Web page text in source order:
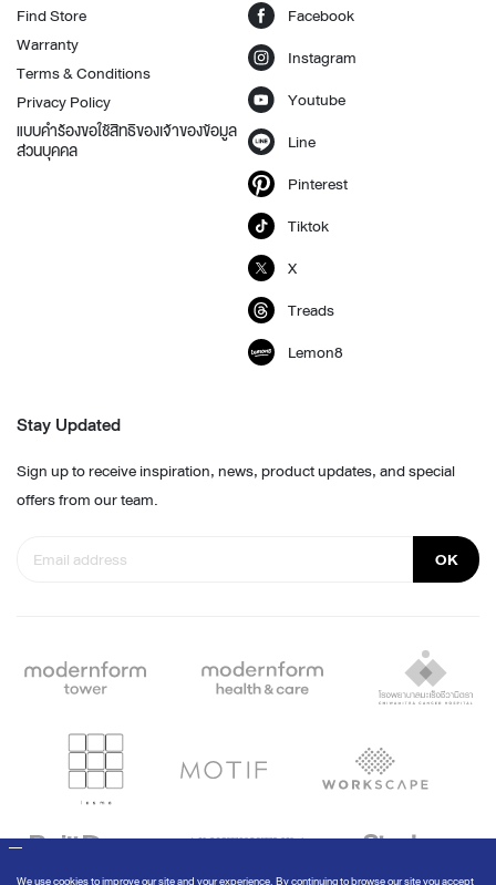
Find Store
Warranty
Terms & Conditions
Privacy Policy
แบบคำร้องขอใช้สิทธิของเจ้าของข้อมูล
ส่วนบุคคล
Facebook
Instagram
Youtube
Line
Pinterest
Tiktok
X
Treads
Lemon8
Stay Updated
Sign up to receive inspiration, news, product updates, and special
offers from our team.
OK